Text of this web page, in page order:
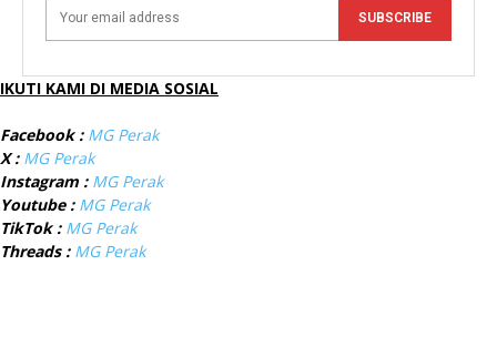
SUBSCRIBE
IKUTI KAMI DI MEDIA SOSIAL
Facebook : MG Perak
X : MG Perak
Instagram : MG Perak
Youtube : MG Perak
TikTok : MG Perak
Threads : MG Perak